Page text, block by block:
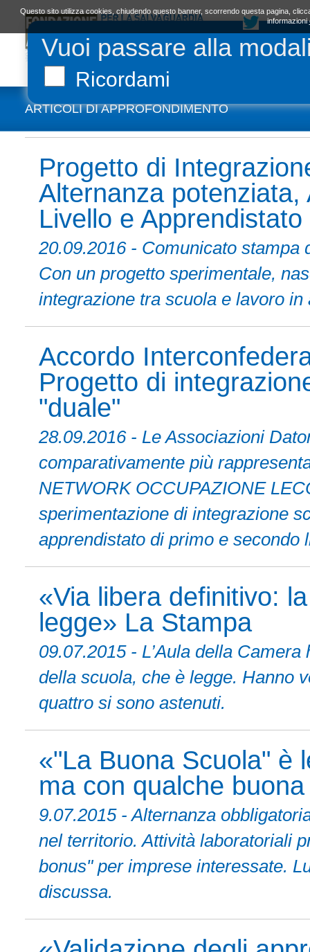
Vuoi passare alla
Ricordami
LA FONDAZIONE
ARTICOLI DI APPROFONDIMENTO
Progetto di
Alternanza
Livello e
20.09.2016 - Comunicato
Con un progetto sperimentale,
integrazione tra scuola e lavoro
Accordo
Progetto di
"duale"
28.09.2016 - Le Associazioni
comparativamente più
NETWORK OCCUPAZIONE
sperimentazione di integrazione
apprendistato di primo e secondo
«Via libera definitivo:
legge» La Stampa
09.07.2015 - L’Aula della
della scuola, che è legge. Hanno
quattro si sono astenuti.
«"La Buona Scuola" è
ma con qualche
9.07.2015 - Alternanza
nel territorio. Attività laboratoriali
bonus" per imprese interessate.
discussa.
Questo sito utilizza cookies, chiudendo questo banner, scorrendo questa pagina,
informazioni